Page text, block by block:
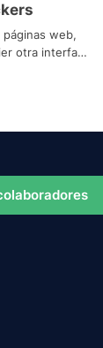
páginas web,
otra interfaz